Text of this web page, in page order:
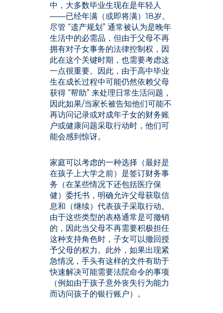
中，大多数毕业生现在是年轻人
——已经年满（或即将满）18岁。
尽管 “遗产规划” 通常被认为是晚年
生活中的必需品，但由于父母不再
拥有对子女事务的法律控制权，因
此在这个关键时期，也需要考虑这
一点很重要。因此，由于高中毕业
生在成长过程中可能仍然依赖父母
获得 “帮助” 来处理日常生活问题，
因此如果/当家长被告知他们可能不
再访问记录或对成年子女的财务账
户或健康问题采取行动时，他们可
能会感到惊讶。
家庭可以考虑的一种选择（最好是
在孩子上大学之前）是签订财务事
务（在某些情况下还包括医疗保
健）委托书，明确允许父母获取信
息和（继续）代表孩子采取行动。
由于这些类型的表格通常是可撤销
的，因此当父母不再需要积极担任
这种支持角色时，子女可以撤回授
予父母的权力。此外，如果出现紧
急情况，手头有这样的文件有助于
快速解决可能需要法院命令的事项
（例如由于孩子意外丧失行为能力
而访问孩子的银行账户）。